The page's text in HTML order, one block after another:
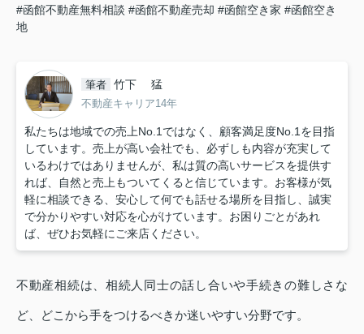
#函館不動産無料相談 #函館不動産売却 #函館空き家 #函館空き
地
筆者 竹下 猛
不動産キャリア14年
私たちは地域での売上No.1ではなく、顧客満足度No.1を目指
しています。売上が高い会社でも、必ずしも内容が充実して
いるわけではありませんが、私は質の高いサービスを提供す
れば、自然と売上もついてくると信じています。お客様が気
軽に相談できる、安心して何でも話せる場所を目指し、誠実
で分かりやすい対応を心がけています。お困りごとがあれ
ば、ぜひお気軽にご来店ください。
不動産相続は、相続人同士の話し合いや手続きの難しさな
ど、どこから手をつけるべきか迷いやすい分野です。